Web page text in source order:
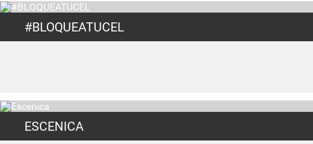
#BLOQUEATUCEL
ESCENICA